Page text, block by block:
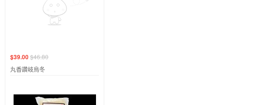
$39.00$46.80
丸香讚岐烏冬